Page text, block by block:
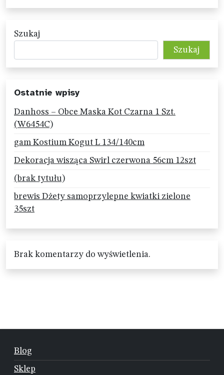
Szukaj
Szukaj
Ostatnie wpisy
Danhoss – Obce Maska Kot Czarna 1 Szt.
(W6454C)
gam Kostium Kogut L 134/140cm
Dekoracja wisząca Swirl czerwona 56cm 12szt
(brak tytułu)
brewis Dżety samoprzylepne kwiatki zielone
35szt
Brak komentarzy do wyświetlenia.
Blog
Sklep